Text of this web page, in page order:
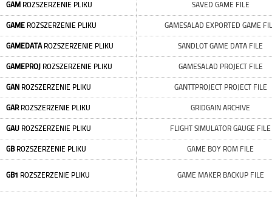
GAM ROZSZERZENIE PLIKU SAVED GAME FILE
GAME ROZSZERZENIE PLIKU GAMESALAD EXPORTED GAME
GAMEDATAROZSZERZENIE PLIKU SANDLOT GAME DATA FILE
GAMEPROJ ROZSZERZENIE PLIKU GAMESALAD PROJECT FILE
GAN ROZSZERZENIE PLIKU GANTTPROJECT PROJECT FILE
GARROZSZERZENIE PLIKU GRIDGAIN ARCHIVE
GAU ROZSZERZENIE PLIKU FLIGHT SIMULATOR GAUGE FILE
GBROZSZERZENIE PLIKU GAME BOY ROM FILE
GB1 ROZSZERZENIE PLIKU GAME MAKER BACKUP FILE